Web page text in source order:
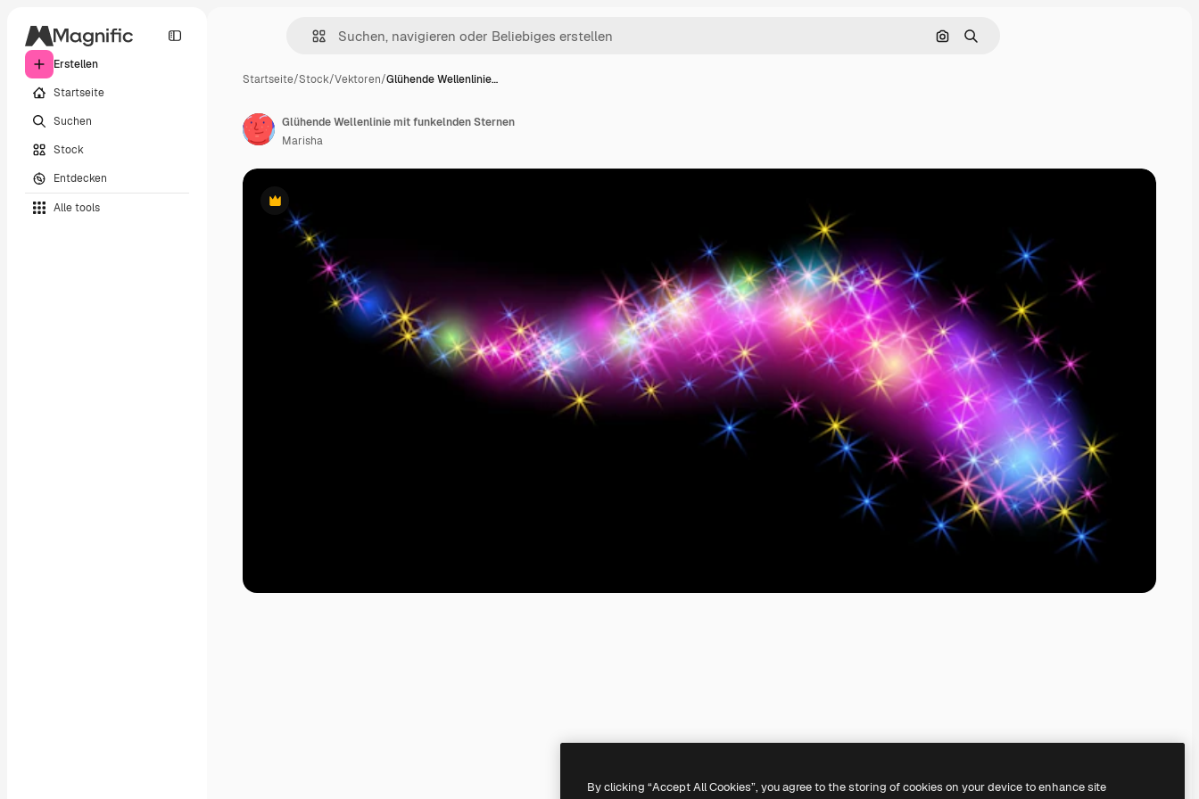
Erstellen
Startseite
Suchen
Stock
Entdecken
Alle tools
Nach Bild suchen
Suchen
Startseite/Stock/Vektoren/Glühende Wellenlinie…
Premium
Glühende Wellenlinie mit funkelnden Sternen
Marisha
By clicking “Accept All Cookies”, you agree to the storing of cookies on your device to enhance site